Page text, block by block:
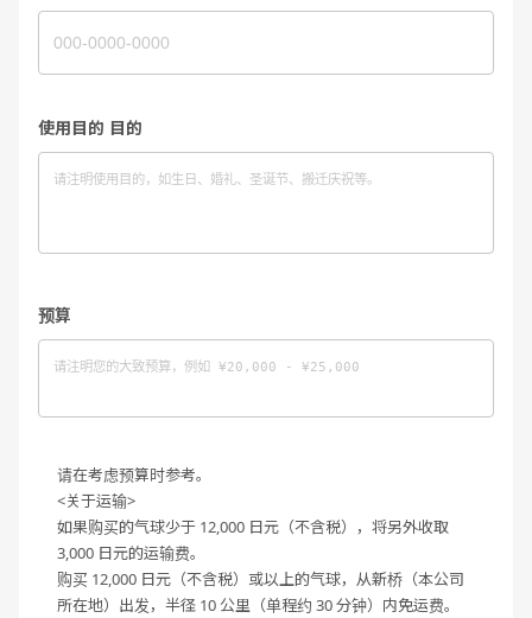
使用目的 目的
预算
请在考虑预算时参考。
<关于运输>
如果购买的气球少于 12,000 日元（不含税），将另外收取
3,000 日元的运输费。
购买 12,000 日元（不含税）或以上的气球，从新桥（本公司
所在地）出发，半径 10 公里（单程约 30 分钟）内免运费。